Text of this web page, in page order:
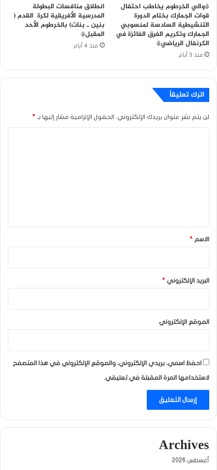
*والي الخرطوم يخاطب احتفال
قوات الجمارك بختام الدورة
التنشيطية السادسة لمنسوبي
الجمارك وتكريم الفرق الفائزة في
الكرنفال الرياضي*
منذ 3 أيام
انطلاق منافسات البطولة
المدرسية الأفريقية لكرة القدم (
بنين ـ بنات) بالخرطوم الأحد
المقبل*
منذ 4 أيام
اترك تعليقاً
لن يتم نشر عنوان بريدك الإلكتروني. الحقول الإلزامية مشار إليها بـ *
*
الاسم *
البريد الإلكتروني *
الموقع الإلكتروني
احفظ اسمي، بريدي الإلكتروني، والموقع الإلكتروني في هذا المتصفح
لاستخدامها المرة المقبلة في تعليقي.
Archives
أغسطس 2026